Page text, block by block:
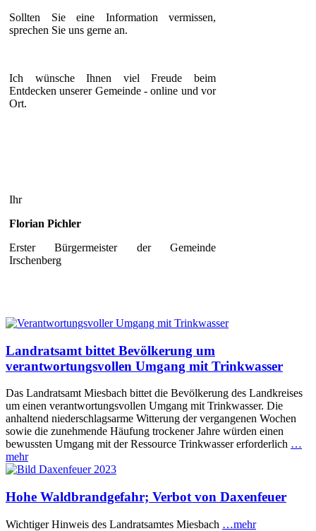
Sollten Sie eine Information vermissen,
sprechen Sie uns gerne an.
Ich wünsche Ihnen viel Freude beim
Entdecken unserer Gemeinde - online und vor
Ort.
Ihr
Florian Pichler
Erster Bürgermeister der Gemeinde
Irschenberg
Landratsamt bittet Bevölkerung um
verantwortungsvollen Umgang mit Trinkwasser
Das Landratsamt Miesbach bittet die Bevölkerung des Landkreises
um einen verantwortungsvollen Umgang mit Trinkwasser. Die
anhaltend niederschlagsarme Witterung der vergangenen Wochen
sowie die zunehmende Häufung trockener Jahre würden einen
bewussten Umgang mit der Ressource Trinkwasser erforderlich …
mehr
Hohe Waldbrandgefahr; Verbot von Daxenfeuer
Wichtiger Hinweis des Landratsamtes Miesbach …mehr